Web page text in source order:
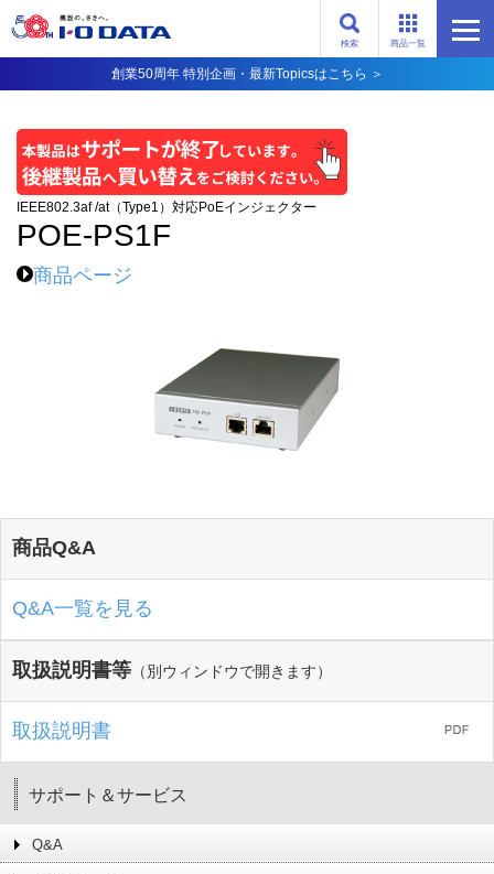
商品一覧
検索
創業50周年 特別企画・最新Topicsはこちら ＞
IEEE802.3af /at（Type1）対応PoEインジェクター
POE-PS1F
商品ページ
商品Q&A
Q&A一覧を見る
取扱説明書等 （別ウィンドウで開きます）
取扱説明書
サポート＆サービス
Q&A